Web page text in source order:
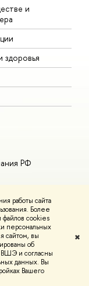
работы сайта
Более
файлов cookies
персональных
сайтом, вы
об
ВШЭ и согласны
данных. Вы
Вашего
✖
и
РФ
дизайна НИУ